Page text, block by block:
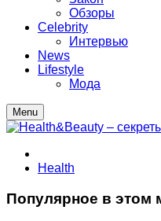
Обзоры
Celebrity
Интервью
News
Lifestyle
Мода
Menu
Health
Популярное в этом